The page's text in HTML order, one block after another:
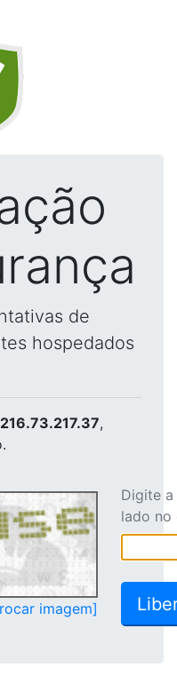
de
hospedados
216.73.217.37,
imagem]
Digite
lado no